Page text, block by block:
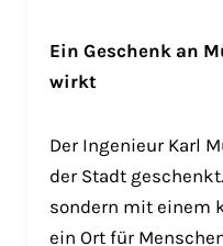
Ein Geschenk an
wirkt
Der Ingenieur Karl
der Stadt
sondern mit einem
ein Ort für